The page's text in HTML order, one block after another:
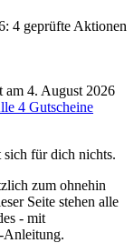
4 geprüfte Aktionen
am 4. August 2026
4 Gutscheine
sich für dich nichts.
zum ohnehin
Seite stehen alle
- mit
Anleitung.